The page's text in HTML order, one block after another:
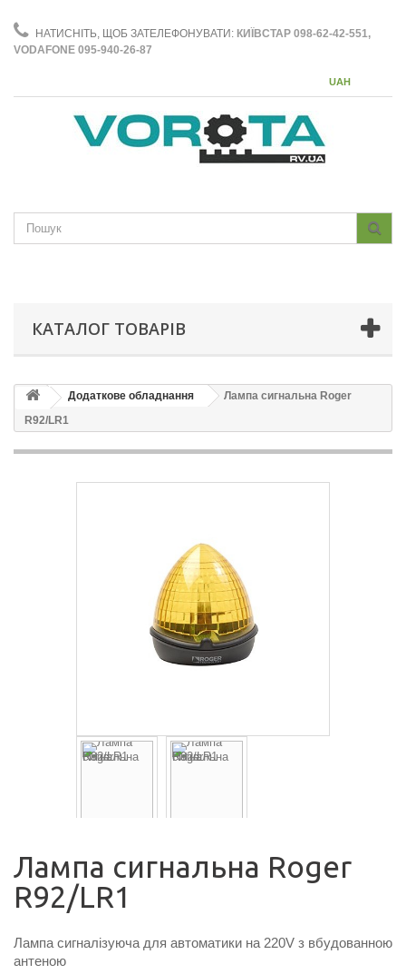
НАТИСНІТЬ, ЩОБ ЗАТЕЛЕФОНУВАТИ: КИЇВСТАР 098-62-42-551,
VODAFONE 095-940-26-87
UAH
КАТАЛОГ ТОВАРІВ
Додаткове обладнання
Лампа сигнальна Roger
R92/LR1
Лампа сигнальна Roger
R92/LR1
Лампа сигналізуюча для автоматики на 220V з вбудованною
антеною